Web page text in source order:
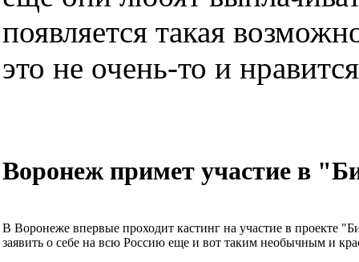
появляется такая
это не очень-то и
Воронеж примет участие в
В Воронеже впервые проходит кастинг на участие в проекте
заявить о себе на всю Россию еще и вот таким необычным и